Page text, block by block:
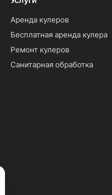
Аренда кулеров
Бесплатная аренда кулера
Ремонт кулеров
Санитарная обработка